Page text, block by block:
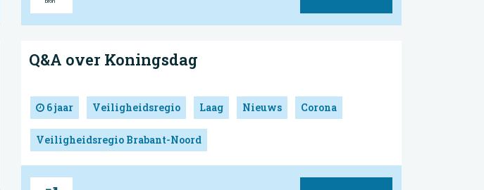
Q&A over Koningsdag
6 jaar Veiligheidsregio Laag Nieuws Corona
Veiligheidsregio Brabant-Noord